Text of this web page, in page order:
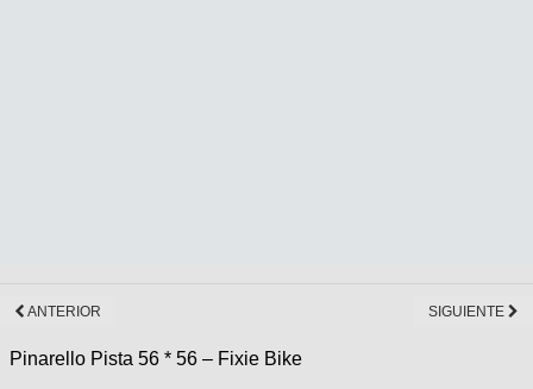
ANTERIOR SIGUIENTE
Pinarello Pista 56 * 56 – Fixie Bike